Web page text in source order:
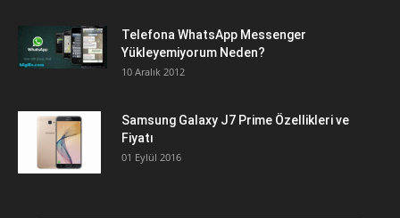
Telefona WhatsApp Messenger
Yükleyemiyorum Neden?
10 Aralık 2012
Samsung Galaxy J7 Prime Özellikleri ve
Fiyatı
01 Eylül 2016